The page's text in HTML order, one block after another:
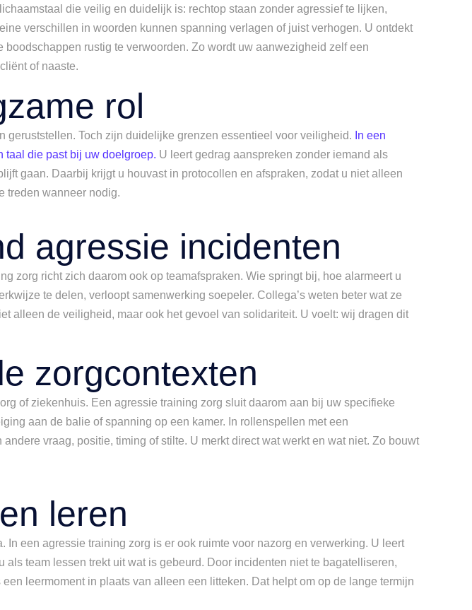
die veilig en duidelijk is: rechtop staan zonder agressief te lijken,
verschillen in woorden kunnen spanning verlagen of juist verhogen. U ontdekt
rustig te verwoorden. Zo wordt uw aanwezigheid zelf een
of naaste.
rol
Toch zijn duidelijke grenzen essentieel voor veiligheid. In een
taal die past bij uw doelgroep. U leert gedrag aanspreken zonder iemand als
gaan. Daarbij krijgt u houvast in protocollen en afspraken, zodat u niet alleen
treden wanneer nodig.
agressie incidenten
zorg richt zich daarom ook op teamafspraken. Wie springt bij, hoe alarmeert u
te delen, verloopt samenwerking soepeler. Collega’s weten beter wat ze
alleen de veiligheid, maar ook het gevoel van solidariteit. U voelt: wij dragen dit
zorgcontexten
of ziekenhuis. Een agressie training zorg sluit daarom aan bij uw specifieke
aan de balie of spanning op een kamer. In rollenspellen met een
vraag, positie, timing of stilte. U merkt direct wat werkt en wat niet. Zo bouwt
leren
een agressie training zorg is er ook ruimte voor nazorg en verwerking. U leert
team lessen trekt uit wat is gebeurd. Door incidenten niet te bagatelliseren,
leermoment in plaats van alleen een litteken. Dat helpt om op de lange termijn